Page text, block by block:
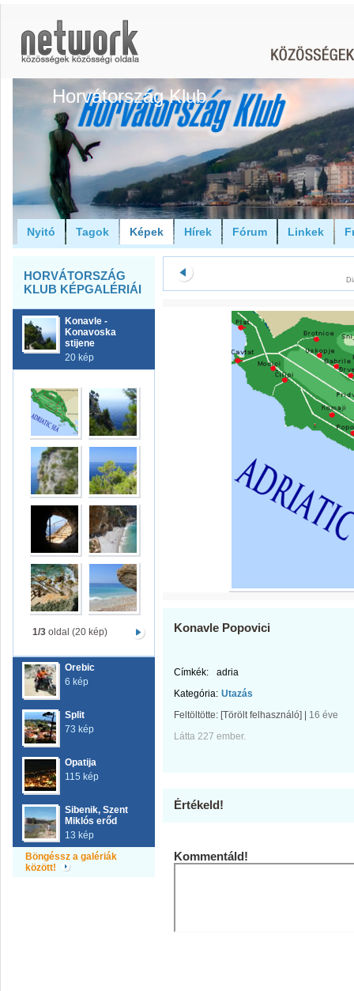
Horvátország Klub
Nyitó Tagok Képek Hírek Fórum Linkek
HORVÁTORSZÁG
KLUB KÉPGALÉRIÁI
Konavle -
Konavoska
stijene
20 kép
1/3oldal (20 kép)
Orebic
6 kép
Split
73 kép
Opatija
115 kép
Sibenik, Szent
Miklós erőd
13 kép
Böngéssz a galériák
között!
Konavle Popovici
Címkék:
adria
Kategória: Utazás
Feltöltötte: [Törölt felhasználó]
16 éve
Látta 227 ember.
Értékeld!
Kommentáld!